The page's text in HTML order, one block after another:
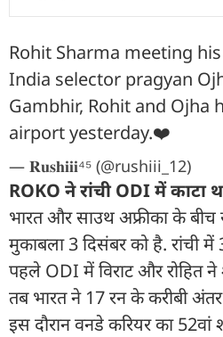
Rohit Sharma meeting
India selector pragyan
Gambhir, Rohit and Ojha
airport yesterday.❤️
— 𝐑𝐮𝐬𝐡𝐢𝐢𝐢⁴⁵ (@rushiii_12)
ROKO ने रांची ODI में काटा
भारत और साउथ अफ्रीका के बीच
मुकाबला 3 दिसंबर को है. रांची
पहले ODI में विराट और रोहित ने
तब भारत ने 17 रन के करीबी
इस दौरान वनडे करियर का